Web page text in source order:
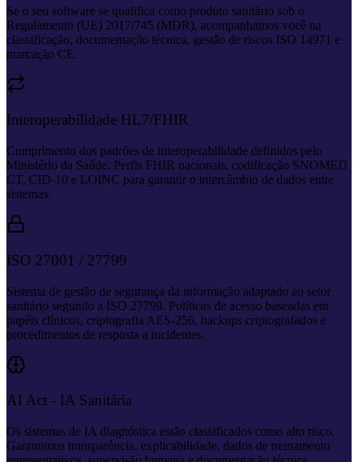
Se o seu software se qualifica como produto sanitário sob o
Regulamento (UE) 2017/745 (MDR), acompanhamos você na
classificação, documentação técnica, gestão de riscos ISO 14971 e
marcação CE.
Interoperabilidade HL7/FHIR
Cumprimento dos padrões de interoperabilidade definidos pelo
Ministério da Saúde. Perfis FHIR nacionais, codificação SNOMED
CT, CID-10 e LOINC para garantir o intercâmbio de dados entre
sistemas.
ISO 27001 / 27799
Sistema de gestão de segurança da informação adaptado ao setor
sanitário segundo a ISO 27799. Políticas de acesso baseadas em
papéis clínicos, criptografia AES-256, backups criptografados e
procedimentos de resposta a incidentes.
AI Act - IA Sanitária
Os sistemas de IA diagnóstica estão classificados como alto risco.
Garantimos transparência, explicabilidade, dados de treinamento